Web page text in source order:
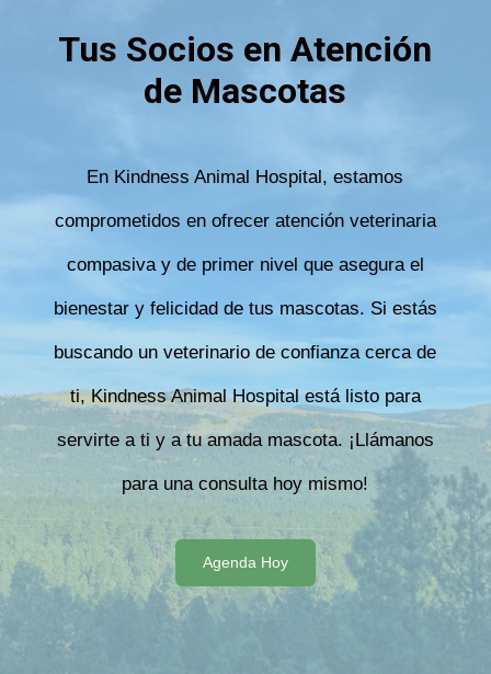
Tus Socios en Atención
de Mascotas
En Kindness Animal Hospital, estamos
comprometidos en ofrecer atención veterinaria
compasiva y de primer nivel que asegura el
bienestar y felicidad de tus mascotas. Si estás
buscando un veterinario de confianza cerca de
ti, Kindness Animal Hospital está listo para
servirte a ti y a tu amada mascota. ¡Llámanos
para una consulta hoy mismo!
Agenda Hoy